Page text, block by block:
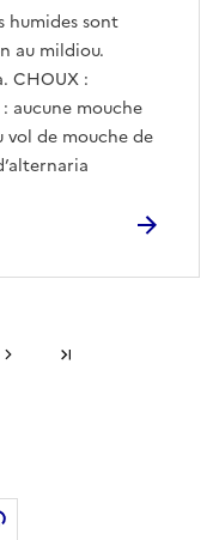
humides sont
au mildiou.
CHOUX :
aucune mouche
vol de mouche de
Page suivante
Twitter)
par email